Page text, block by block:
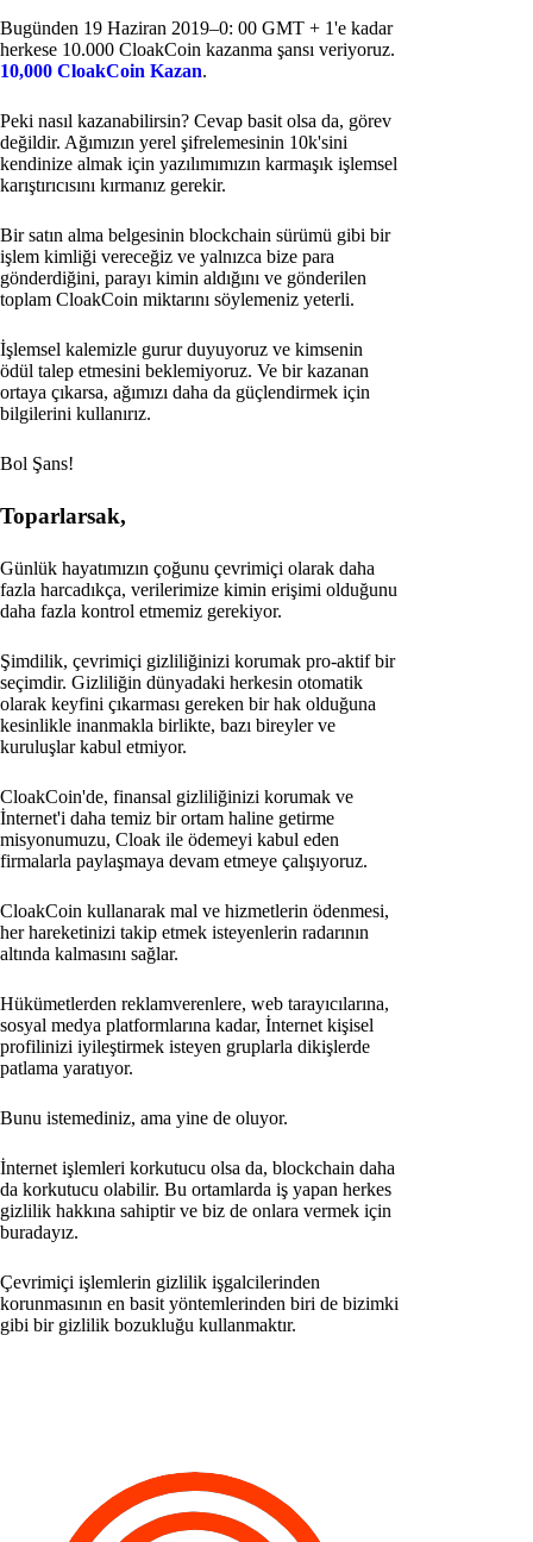
Bugünden 19 Haziran 2019–0: 00 GMT + 1'e kadar
herkese 10.000 CloakCoin kazanma şansı veriyoruz.
10,000 CloakCoin Kazan.
Peki nasıl kazanabilirsin? Cevap basit olsa da, görev
değildir. Ağımızın yerel şifrelemesinin 10k'sini
kendinize almak için yazılımımızın karmaşık işlemsel
karıştırıcısını kırmanız gerekir.
Bir satın alma belgesinin blockchain sürümü gibi bir
işlem kimliği vereceğiz ve yalnızca bize para
gönderdiğini, parayı kimin aldığını ve gönderilen
toplam CloakCoin miktarını söylemeniz yeterli.
İşlemsel kalemizle gurur duyuyoruz ve kimsenin
ödül talep etmesini beklemiyoruz. Ve bir kazanan
ortaya çıkarsa, ağımızı daha da güçlendirmek için
bilgilerini kullanırız.
Bol Şans!
Toparlarsak,
Günlük hayatımızın çoğunu çevrimiçi olarak daha
fazla harcadıkça, verilerimize kimin erişimi olduğunu
daha fazla kontrol etmemiz gerekiyor.
Şimdilik, çevrimiçi gizliliğinizi korumak pro-aktif bir
seçimdir. Gizliliğin dünyadaki herkesin otomatik
olarak keyfini çıkarması gereken bir hak olduğuna
kesinlikle inanmakla birlikte, bazı bireyler ve
kuruluşlar kabul etmiyor.
CloakCoin'de, finansal gizliliğinizi korumak ve
İnternet'i daha temiz bir ortam haline getirme
misyonumuzu, Cloak ile ödemeyi kabul eden
firmalarla paylaşmaya devam etmeye çalışıyoruz.
CloakCoin kullanarak mal ve hizmetlerin ödenmesi,
her hareketinizi takip etmek isteyenlerin radarının
altında kalmasını sağlar.
Hükümetlerden reklamverenlere, web tarayıcılarına,
sosyal medya platformlarına kadar, İnternet kişisel
profilinizi iyileştirmek isteyen gruplarla dikişlerde
patlama yaratıyor.
Bunu istemediniz, ama yine de oluyor.
İnternet işlemleri korkutucu olsa da, blockchain daha
da korkutucu olabilir. Bu ortamlarda iş yapan herkes
gizlilik hakkına sahiptir ve biz de onlara vermek için
buradayız.
Çevrimiçi işlemlerin gizlilik işgalcilerinden
korunmasının en basit yöntemlerinden biri de bizimki
gibi bir gizlilik bozukluğu kullanmaktır.